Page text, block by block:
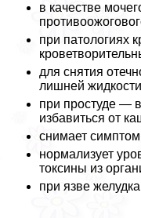
в качестве
при патологиях
для снятия
лишней
при простуде —
избавиться от
снимает
нормализует
токсины из
при язве